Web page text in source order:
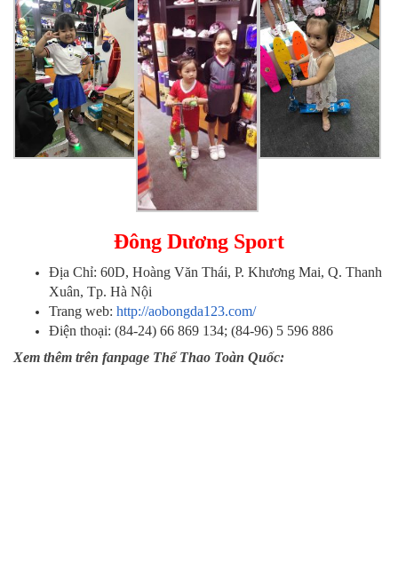
Đông Dương Sport
Địa Chỉ: 60D, Hoàng Văn Thái, P. Khương Mai, Q. Thanh
Xuân, Tp. Hà Nội
Trang web: http://aobongda123.com/
Điện thoại: (84-24) 66 869 134; (84-96) 5 596 886
Xem thêm trên fanpage Thể Thao Toàn Quốc: